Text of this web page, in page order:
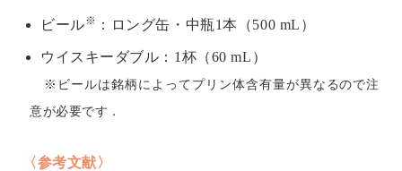
ビール※ ： ロング缶・中瓶1本（500 mL）
ウイスキーダブル： 1杯（60 mL）
※ビールは銘柄によってプリン体含有量が異なるので注
意が必要です．
〈参考文献〉